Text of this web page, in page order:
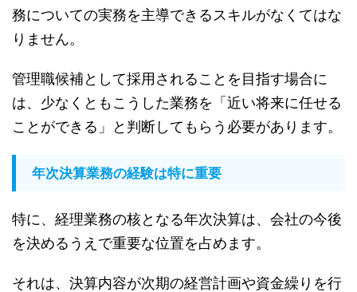
務についての実務を主導できるスキルがなくてはな
りません。
管理職候補として採用されることを目指す場合に
は、少なくともこうした業務を「近い将来に任せる
ことができる」と判断してもらう必要があります。
年次決算業務の経験は特に重要
特に、経理業務の核となる年次決算は、会社の今後
を決めるうえで重要な位置を占めます。
それは、決算内容が次期の経営計画や資金繰りを行